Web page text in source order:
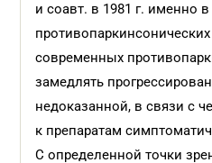
и соавт. в 1981 г. именно
современных
замедлять
недоказанной, в связи с
к препаратам
С определенной точки